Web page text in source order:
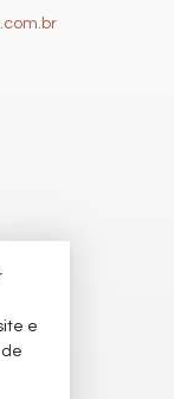
e